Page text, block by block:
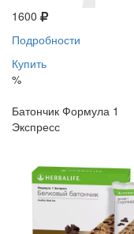
1600
Подробности
Купить
%
Батончик Формула 1
Экспресс